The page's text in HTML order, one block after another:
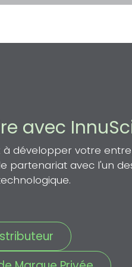
avec
à développer votre
partenariat avec l'un